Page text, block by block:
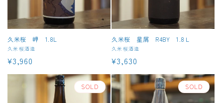
久米桜 岬 1.8L
販
売
久米桜酒造
通
常
¥3,960
久米桜 星屑 R4BY 1.8Ｌ
販
売
久米桜酒造
通
常
価
格
¥3,630
SOLD SOLD